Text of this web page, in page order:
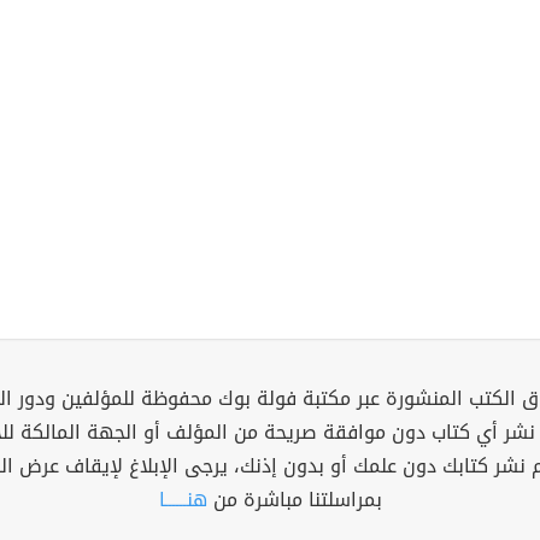
الكتب المنشورة عبر مكتبة فولة بوك محفوظة للمؤلفين ودور
نشر أي كتاب دون موافقة صريحة من المؤلف أو الجهة المالكة
نشر كتابك دون علمك أو بدون إذنك، يرجى الإبلاغ لإيقاف عرض
بمراسلتنا مباشرة من هنــــــا